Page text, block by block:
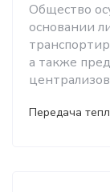
Общество
основании
а также
Передача